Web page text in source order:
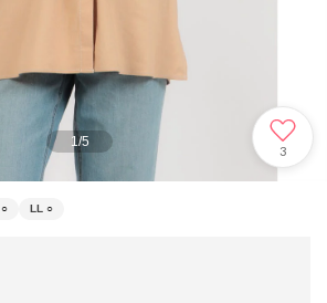
1/5
3
○ LL ○